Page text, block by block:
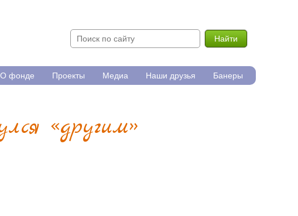
Найти
О фонде Проекты Медиа Наши друзья Банеры
«другим»